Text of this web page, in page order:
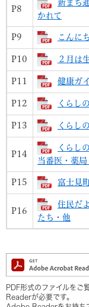
P8
新まち
かれて
P9 こんに
P10 ２月は
P11 健康ガ
P12 くらし
P13 くらし
P14
くらし
当番医・薬局
P15 富士見
P16
住民だ
たち・他
PDF形式のファイルを
Readerが必要です。